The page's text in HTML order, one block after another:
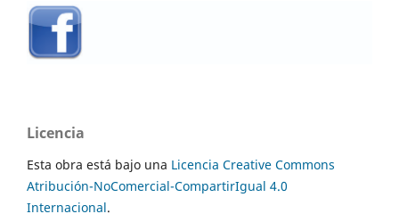
Licencia
Esta obra está bajo una Licencia Creative Commons
Atribución-NoComercial-CompartirIgual 4.0
Internacional.